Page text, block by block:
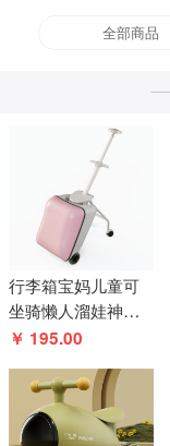
全部商品
行李箱宝妈儿童可
坐骑懒人溜娃神器
宝宝拉杆多种功能
￥ 195.00